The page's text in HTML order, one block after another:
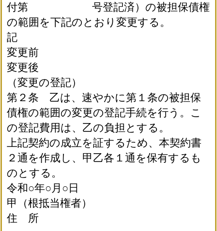
付第 号登記済）の被担保債権
の範囲を下記のとおり変更する。
記
変更前
変更後
（変更の登記）
第２条 乙は、速やかに第１条の被担保
債権の範囲の変更の登記手続を行う。こ
の登記費用は、乙の負担とする。
上記契約の成立を証するため、本契約書
２通を作成し、甲乙各１通を保有するも
のとする。
令和○年○月○日
甲（根抵当権者）
住 所